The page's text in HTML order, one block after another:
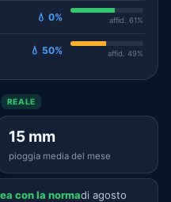
💧 0% affid. 61%
💧 50% affid. 49%
REALE
15 mm
pioggia media del mese
con la normadi agosto